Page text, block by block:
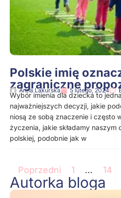
Polskie imię
zagraniczne
Anna Lakurska 5 lutego, 2024
Wybór imienia dla dziecka to
najważniejszych decyzji, jakie
niosą ze sobą znaczenie i często
życzenia, jakie składamy naszym
polskiej, podobnie jak w
Poprzedni 1 … 14
Autorka bloga